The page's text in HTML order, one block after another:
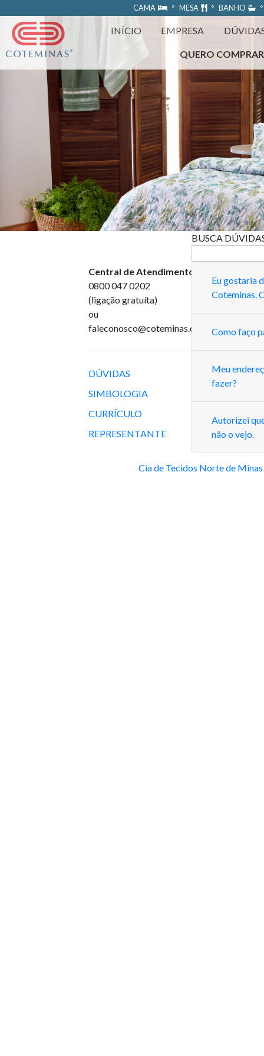
https://www.coteminas.com.br/desenv-web/htm11/
CAMA º MESA º BANHO
INÍCIO EMPRESA
QUERO COMPRAR
BUSCA
Central de Atendimento
0800 047 0202
(ligação gratuíta)
ou
faleconosco@coteminas.com.br
DÚVIDAS
SIMBOLOGIA
CURRÍCULO
REPRESENTANTE
Eu gostaria
Coteminas.
Como faço
Meu
fazer?
Autorizei
não o vejo.
Cia de Tecidos Norte de Minas